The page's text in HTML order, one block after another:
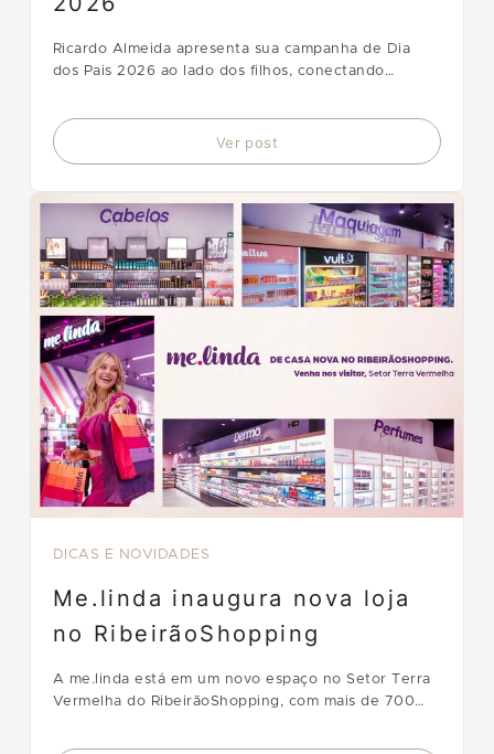
Ricardo Almeida apresenta sua campanha de Dia
dos Pais 2026 ao lado dos filhos, conectando
Ver post
DICAS E NOVIDADES
Me.linda inaugura nova loja
no RibeirãoShopping
A me.linda está em um novo espaço no Setor Terra
Vermelha do RibeirãoShopping, com mais de 700
experiências de beleza.